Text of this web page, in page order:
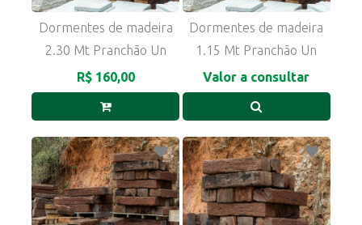
Dormentes de madeira
2.30 Mt Pranchão Un
R$ 160,00
Dormentes de madeira
1.15 Mt Pranchão Un
Valor a consultar